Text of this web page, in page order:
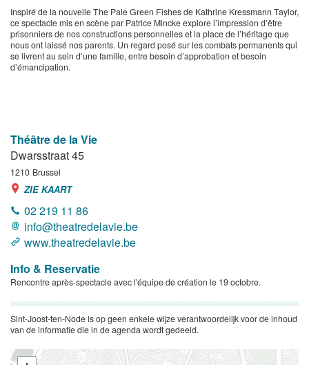
Inspiré de la nouvelle The Pale Green Fishes de Kathrine Kressmann Taylor,
ce spectacle mis en scène par Patrice Mincke explore l’impression d’être
prisonniers de nos constructions personnelles et la place de l’héritage que
nous ont laissé nos parents. Un regard posé sur les combats permanents qui
se livrent au sein d’une famille, entre besoin d’approbation et besoin
d’émancipation.
Théâtre de la Vie
Dwarsstraat 45
1210 Brussel
ZIE KAART
02 219 11 86
info@theatredelavie.be
www.theatredelavie.be
Info & Reservatie
Rencontre après-spectacle avec l'équipe de création le 19 octobre.
Sint-Joost-ten-Node is op geen enkele wijze verantwoordelijk voor de inhoud
van de informatie die in de agenda wordt gedeeld.